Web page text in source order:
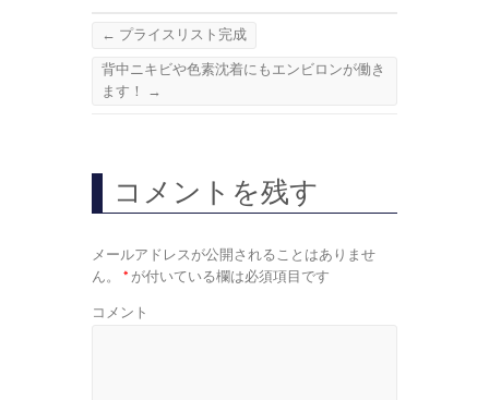
← プライスリスト完成
背中ニキビや色素沈着にもエンビロンが働き
ます！
→
コメントを残す
メールアドレスが公開されることはありませ
ん。
* が付いている欄は必須項目です
コメント